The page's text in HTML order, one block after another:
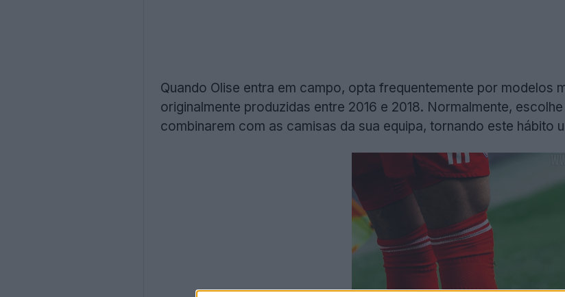
Quando Olise entra em campo, opta frequentemente por modelos
originalmente produzidas entre 2016 e 2018. Normalmente,
combinarem com as camisas da sua equipa, tornando este hábito